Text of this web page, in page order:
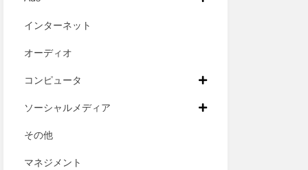
インターネット
オーディオ
コンピュータ
ソーシャルメディア
その他
マネジメント